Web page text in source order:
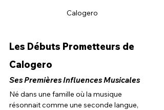
Calogero
Les Débuts Prometteurs de
Calogero
Ses Premières Influences Musicales
Né dans une famille où la musique
résonnait comme une seconde langue,